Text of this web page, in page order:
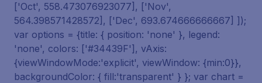
['Oct', 558.473076923077], ['Nov',
564.398571428572], ['Dec', 693.674666666667] ]);
var options = {title: { position: 'none' }, legend:
'none', colors: ['#34439F'], vAxis:
{viewWindowMode:'explicit', viewWindow: {min:0}},
backgroundColor: { fill:'transparent' } }; var chart =